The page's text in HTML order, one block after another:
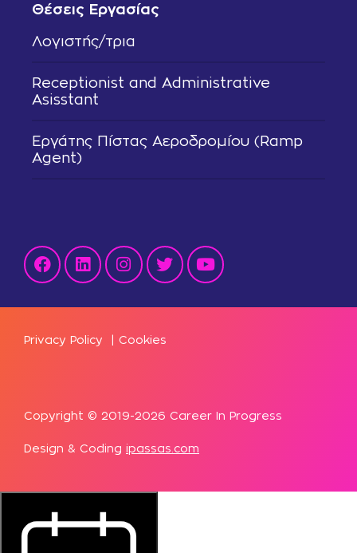
Θέσεις Εργασίας
Λογιστής/τρια
Receptionist and Administrative
Asisstant
Εργάτης Πίστας Αεροδρομίου (Ramp
Agent)
Copyright © 2019-2026 Career In Progress
Design & Coding ipassas.com
Privacy Policy | Cookies